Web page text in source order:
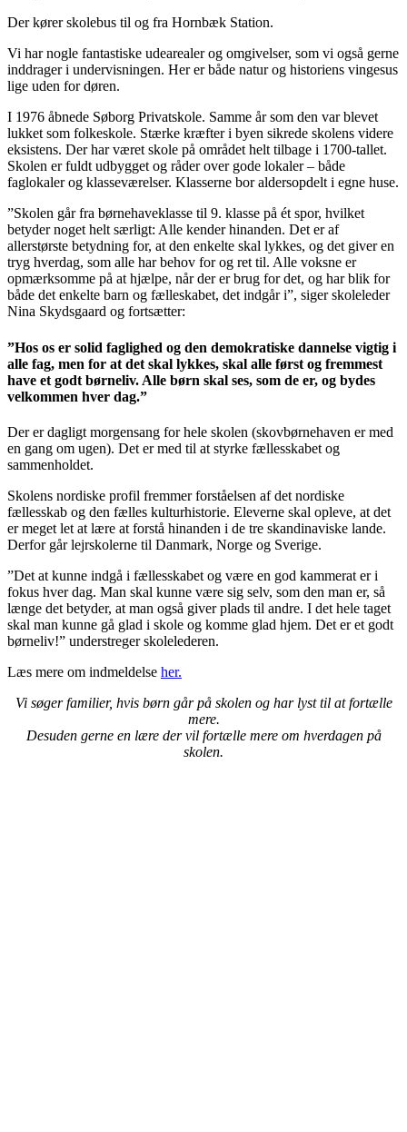
Der kører skolebus til og fra Hornbæk Station.
Vi har nogle fantastiske udearealer og omgivelser, som vi også gerne
inddrager i undervisningen. Her er både natur og historiens vingesus
lige uden for døren.
I 1976 åbnede Søborg Privatskole. Samme år som den var blevet
lukket som folkeskole. Stærke kræfter i byen sikrede skolens videre
eksistens. Der har været skole på området helt tilbage i 1700-tallet.
Skolen er fuldt udbygget og råder over gode lokaler – både
faglokaler og klasseværelser. Klasserne bor aldersopdelt i egne huse.
”Skolen går fra børnehaveklasse til 9. klasse på ét spor, hvilket
betyder noget helt særligt: Alle kender hinanden. Det er af
allerstørste betydning for, at den enkelte skal lykkes, og det giver en
tryg hverdag, som alle har behov for og ret til. Alle voksne er
opmærksomme på at hjælpe, når der er brug for det, og har blik for
både det enkelte barn og fælleskabet, det indgår i”, siger skoleleder
Nina Skydsgaard og fortsætter:
”Hos os er solid faglighed og den demokratiske dannelse vigtig i
alle fag, men for at det skal lykkes, skal alle først og fremmest
have et godt børneliv. Alle børn skal ses, som de er, og bydes
velkommen hver dag.”
Der er dagligt morgensang for hele skolen (skovbørnehaven er med
en gang om ugen). Det er med til at styrke fællesskabet og
sammenholdet.
Skolens nordiske profil fremmer forståelsen af det nordiske
fællesskab og den fælles kulturhistorie. Eleverne skal opleve, at det
er meget let at lære at forstå hinanden i de tre skandinaviske lande.
Derfor går lejrskolerne til Danmark, Norge og Sverige.
”Det at kunne indgå i fællesskabet og være en god kammerat er i
fokus hver dag. Man skal kunne være sig selv, som den man er, så
længe det betyder, at man også giver plads til andre. I det hele taget
skal man kunne gå glad i skole og komme glad hjem. Det er et godt
børneliv!” understreger skolelederen.
Læs mere om indmeldelse her.
Vi søger familier, hvis børn går på skolen og har lyst til at fortælle
mere.
Desuden gerne en lære der vil fortælle mere om hverdagen på
skolen.